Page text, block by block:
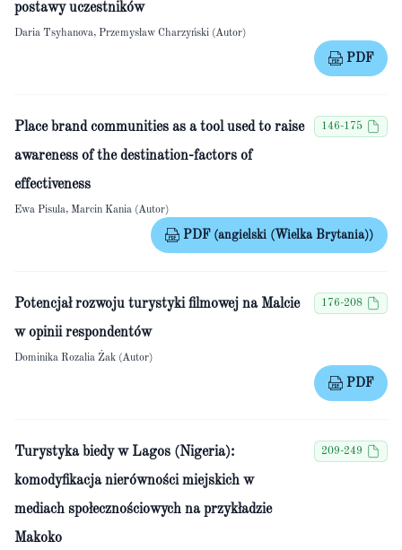
postawy uczestników
Daria Tsyhanova, Przemysław Charzyński (Autor)
PDF
Place brand communities as a tool used to raise
awareness of the destination-factors of
effectiveness
146-175
Ewa Pisula, Marcin Kania (Autor)
PDF (angielski (Wielka Brytania))
Potencjał rozwoju turystyki filmowej na Malcie
w opinii respondentów
176-208
Dominika Rozalia Żak (Autor)
PDF
Turystyka biedy w Lagos (Nigeria):
komodyfikacja nierówności miejskich w
mediach społecznościowych na przykładzie
Makoko
209-249